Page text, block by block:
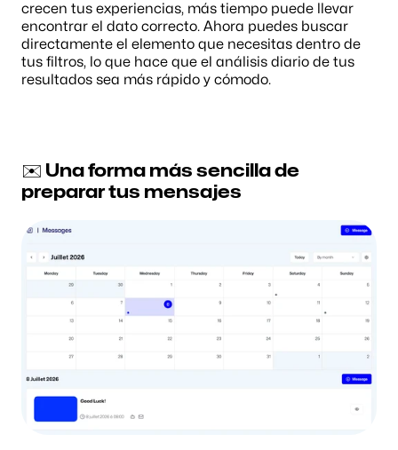
crecen tus experiencias, más tiempo puede llevar
encontrar el dato correcto. Ahora puedes buscar
directamente el elemento que necesitas dentro de
tus filtros, lo que hace que el análisis diario de tus
resultados sea más rápido y cómodo.
✉️ Una forma más sencilla de
preparar tus mensajes